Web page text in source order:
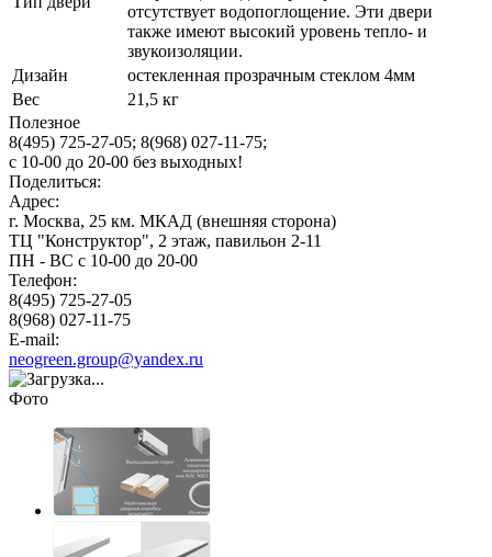
отсутствует водопоглощение. Эти двери
также имеют высокий уровень тепло- и
звукоизоляции.
Дизайн
остекленная прозрачным стеклом 4мм
Вес
21,5 кг
Полезное
8(495) 725-27-05; 8(968) 027-11-75;
с 10-00 до 20-00 без выходных!
Поделиться:
Адрес:
г. Москва, 25 км. МКАД (внешняя сторона)
ТЦ "Конструктор", 2 этаж, павильон 2-11
ПН - ВС с 10-00 до 20-00
Телефон:
8(495) 725-27-05
8(968) 027-11-75
E-mail:
neogreen.group@yandex.ru
Фото